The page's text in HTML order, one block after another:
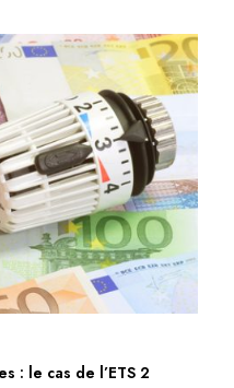
: le cas de l’ETS 2